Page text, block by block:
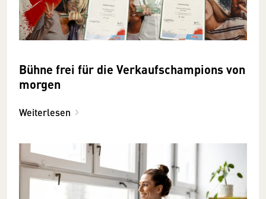
Bühne frei für die Verkaufschampions von
morgen
Weiterlesen